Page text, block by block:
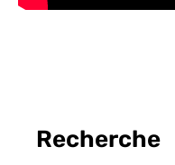
Recherche